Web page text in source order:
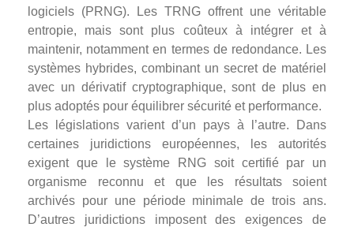
logiciels (PRNG). Les TRNG offrent une véritable
entropie, mais sont plus coûteux à intégrer et à
maintenir, notamment en termes de redondance. Les
systèmes hybrides, combinant un secret de matériel
avec un dérivatif cryptographique, sont de plus en
plus adoptés pour équilibrer sécurité et performance.
Les législations varient d’un pays à l’autre. Dans
certaines juridictions européennes, les autorités
exigent que le système RNG soit certifié par un
organisme reconnu et que les résultats soient
archivés pour une période minimale de trois ans.
D’autres juridictions imposent des exigences de